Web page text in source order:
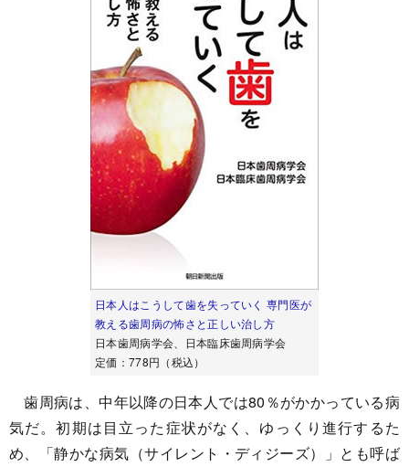
日本人はこうして歯を失っていく 専門医が
教える歯周病の怖さと正しい治し方
日本歯周病学会、日本臨床歯周病学会
定価：778円（税込）
歯周病は、中年以降の日本人では80％がかかっている病
気だ。初期は目立った症状がなく、ゆっくり進行するた
め、「静かな病気（サイレント・ディジーズ）」とも呼ば